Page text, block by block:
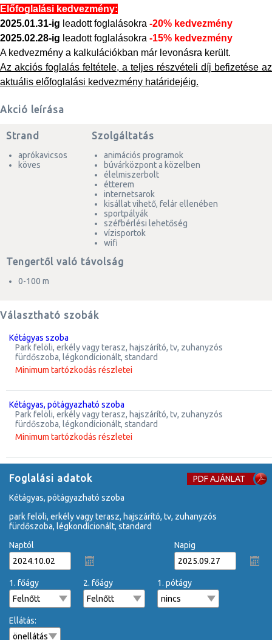
Előfoglalási kedvezmény:
2025.01.31-ig leadott foglalásokra -20% kedvezmény
2025.02.28-ig leadott foglalásokra -15% kedvezmény
A kedvezmény a kalkulációkban már levonásra került.
Az akciós foglalás feltétele, a teljes részvételi díj befizetése az
aktuális előfoglalási kedvezmény határidejéig.
Akció leírása
Strand
aprókavicsos
köves
Szolgáltatás
animációs programok
búvárközpont a közelben
élelmiszerbolt
étterem
internetsarok
kisállat vihető, felár ellenében
sportpályák
széfbérlési lehetőség
vízisportok
wifi
Tengertől való távolság
0-100 m
Választható szobák
kétágyas szoba
park felöli, erkély vagy terasz, hajszárító, tv, zuhanyzós
fürdőszoba, légkondícionált, standard
Minimum tartózkodás részletei
kétágyas, pótágyazható szoba
park felöli, erkély vagy terasz, hajszárító, tv, zuhanyzós
fürdőszoba, légkondícionált, standard
Minimum tartózkodás részletei
Foglalási adatok
PDF AJÁNLAT
kétágyas, pótágyazható szoba
park felöli, erkély vagy terasz, hajszárító, tv, zuhanyzós
fürdőszoba, légkondícionált, standard
Naptól
Napig
1. főágy 2. főágy 1. pótágy
Ellátás: